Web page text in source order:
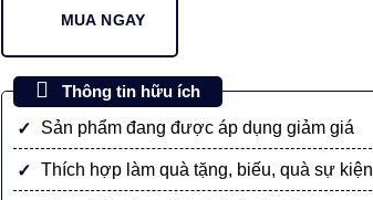
–
Thiết
Kế
Đức
Hiện
Đại,
MUA NGAY
Thông tin hữu ích
Sản phẩm đang được áp dụng giảm giá
Thích hợp làm quà tặng, biếu, quà sự kiện